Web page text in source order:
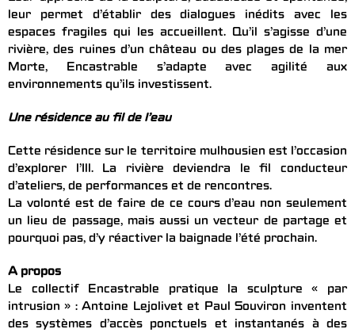
leur permet d’établir des dialogues inédits avec les
espaces fragiles qui les accueillent. Qu’il s’agisse d’une
rivière, des ruines d’un château ou des plages de la mer
Morte, Encastrable s’adapte avec agilité aux
environnements qu’ils investissent.
Une résidence au fil de l’eau
Cette résidence sur le territoire mulhousien est l’occasion
d’explorer l’Ill. La rivière deviendra le fil conducteur
d’ateliers, de performances et de rencontres.
La volonté est de faire de ce cours d’eau non seulement
un lieu de passage, mais aussi un vecteur de partage et
pourquoi pas, d’y réactiver la baignade l’été prochain.
A propos
Le collectif Encastrable pratique la sculpture « par
intrusion » : Antoine Lejolivet et Paul Souviron inventent
des systèmes d’accès ponctuels et instantanés à des